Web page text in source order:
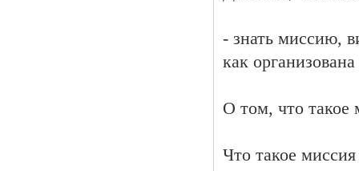
- знать миссию,
как
О том, что такое
Что такое